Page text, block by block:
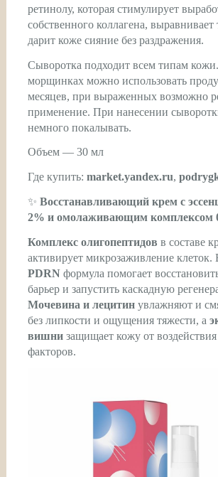
ретинолу, которая стимулирует
собственного коллагена, выравнивает
дарит коже сияние без раздражения.
Сыворотка подходит всем типам
морщинках можно использовать
месяцев, при выраженных возможно
применение. При нанесении
немного покалывать.
Объем — 30 мл
Где купить: market.yandex.ru,
✨ Восстанавливающий крем с
2% и омолаживающим комплексом
Комплекс олигопептидов в составе
активирует микрозаживление клеток.
PDRNформула помогает
барьер и запустить каскадную
Мочевина и лецитинувлажняют и
без липкости и ощущения тяжести, а
вишнизащищает кожу от
факторов.